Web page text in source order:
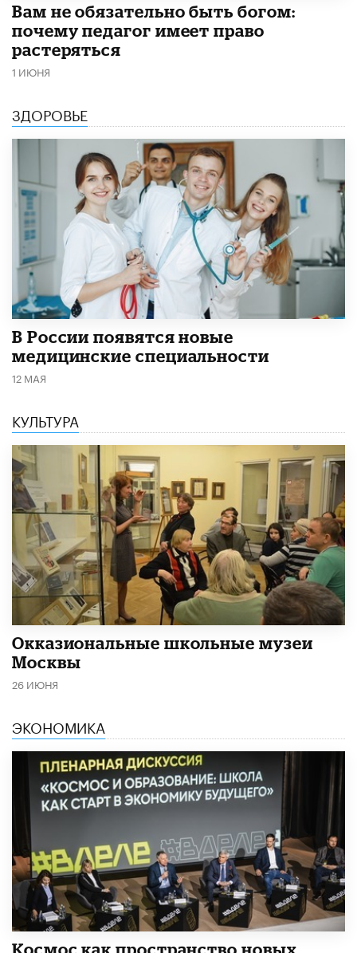
​Вам не обязательно быть богом:
почему педагог имеет право
растеряться
1 ИЮНЯ
ЗДОРОВЬЕ
В России появятся новые
медицинские специальности
12 МАЯ
КУЛЬТУРА
​Окказиональные школьные музеи
Москвы
26 ИЮНЯ
ЭКОНОМИКА
Космос как пространство новых